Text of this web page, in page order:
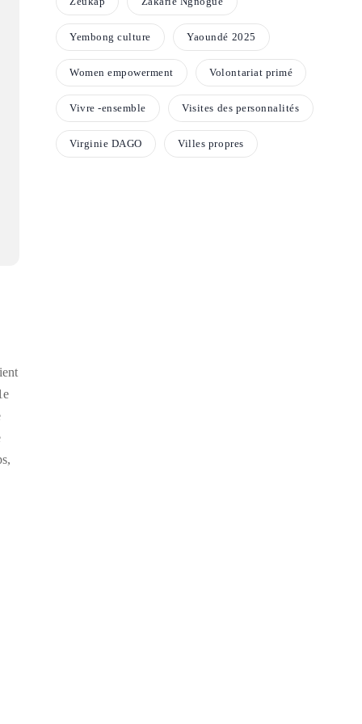
Yembong culture Yaoundé 2025
Women empowerment Volontariat primé
Vivre -ensemble Visites des personnalités
Virginie DAGO Villes propres